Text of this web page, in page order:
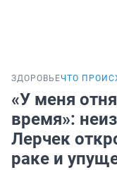
ЗДОРОВЬЕЧТО
«У меня
время»:
Лерчек
раке и